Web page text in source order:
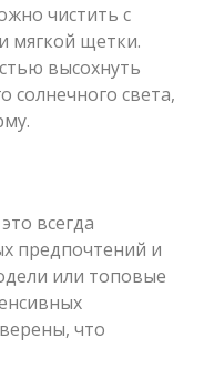
чистить с
мягкой щетки.
высохнуть
солнечного света,
всегда
предпочтений и
или топовые
что